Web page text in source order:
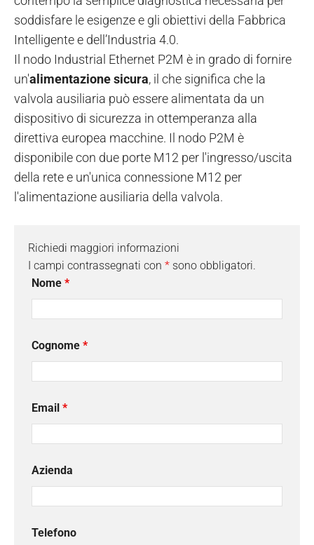
soddisfare le esigenze e gli obiettivi della Fabbrica
Intelligente e dell’Industria 4.0.
Il nodo Industrial Ethernet P2M è in grado di fornire
un'alimentazione sicura, il che significa che la
valvola ausiliaria può essere alimentata da un
dispositivo di sicurezza in ottemperanza alla
direttiva europea macchine. Il nodo P2M è
disponibile con due porte M12 per l'ingresso/uscita
della rete e un'unica connessione M12 per
l'alimentazione ausiliaria della valvola.
Richiedi maggiori informazioni
I campi contrassegnati con * sono obbligatori.
Nome *
Cognome *
Email *
Azienda
Telefono